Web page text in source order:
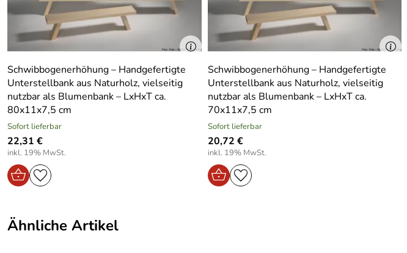
Tiefe Artikel:
8.2
Breite Artikel:
Gewicht in kg Artikel ohne vp:
1.14
Schwibbogenerhöhung – Handgefertigte
Unterstellbank aus Naturholz, vielseitig
nutzbar als Blumenbank – LxHxT ca.
80x11x7,5 cm
Sofort lieferbar
22,31 €
inkl. 19% MwSt.
Schwibbogenerhöhung – Handgefertigte
Unterstellbank aus Naturholz, vielseitig
nutzbar als Blumenbank – LxHxT ca.
70x11x7,5 cm
Sofort lieferbar
20,72 €
inkl. 19% MwSt.
Ähnliche Artikel